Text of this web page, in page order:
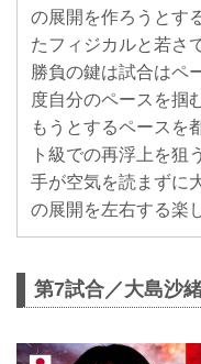
の展開を作ろうとす
たフィジカルと若さ
勝負の鍵は試合はペ
度自分のペースを掴
もうとするペースを
ト級での再浮上を狙
手が空気を読まずに
の展開を左右する楽
第7試合／大島沙